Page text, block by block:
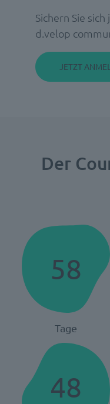
Sichern Sie
d.velop
JETZT
Der
58
Tage
48